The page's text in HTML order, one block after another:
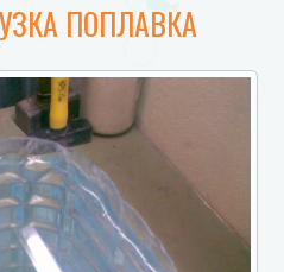
ПОПЛАВКА